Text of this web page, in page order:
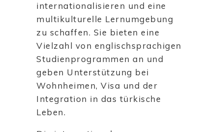
internationalisieren und eine
multikulturelle Lernumgebung
zu schaffen. Sie bieten eine
Vielzahl von englischsprachigen
Studienprogrammen an und
geben Unterstützung bei
Wohnheimen, Visa und der
Integration in das türkische
Leben.